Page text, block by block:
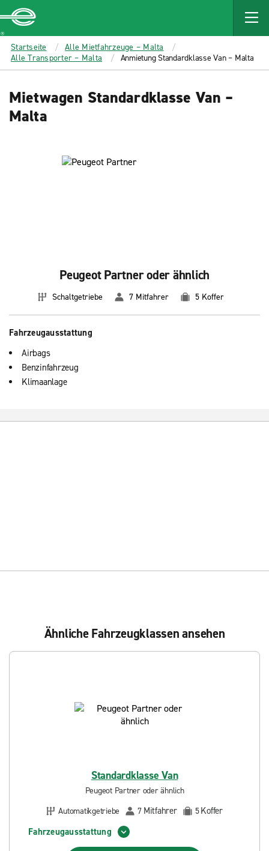
MAIN
CONTENT
Enterprise
Startseite
Alle Mietfahrzeuge – Malta
Alle Transporter – Malta
Anmietung Standardklasse Van – Malta
Mietwagen Standardklasse Van –
Malta
Peugeot Partner oder ähnlich
Schaltgetriebe 7 Mitfahrer 5 Koffer
Fahrzeugausstattung
Airbags
Benzinfahrzeug
Klimaanlage
Ähnliche Fahrzeugklassen ansehen
Standardklasse Van
Peugeot Partner oder ähnlich
Automatikgetriebe
7 Mitfahrer 5Koffer
Fahrzeugausstattung